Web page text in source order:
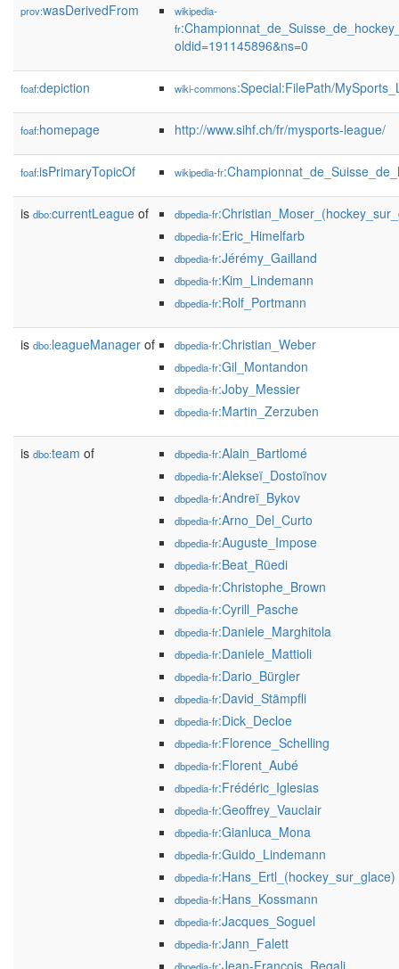
prov:wasDerivedFrom
wikipedia-
fr
oldid=191145896&ns=0
foaf:depiction wiki-commons:Special:FilePath/
foaf:homepage http://www.sihf.ch/fr/mysports-league/
foaf:isPrimaryTopicOf wikipedia-fr
is dbo:currentLeague of dbpedia-fr
dbpedia-fr:Eric_Himelfarb
dbpedia-fr:Jérémy_Gailland
dbpedia-fr:Kim_Lindemann
dbpedia-fr:Rolf_Portmann
is dbo:leagueManager of dbpedia-fr:Christian_Weber
dbpedia-fr:Gil_Montandon
dbpedia-fr:Joby_Messier
dbpedia-fr:Martin_Zerzuben
is dbo:team of dbpedia-fr:Alain_Bartlomé
dbpedia-fr:Alekseï_Dostoïnov
dbpedia-fr:Andreï_Bykov
dbpedia-fr:Arno_Del_Curto
dbpedia-fr:Auguste_Impose
dbpedia-fr:Beat_Rüedi
dbpedia-fr:Christophe_Brown
dbpedia-fr:Cyrill_Pasche
dbpedia-fr:Daniele_Marghitola
dbpedia-fr:Daniele_Mattioli
dbpedia-fr:Dario_Bürgler
dbpedia-fr:David_Stämpfli
dbpedia-fr:Dick_Decloe
dbpedia-fr:Florence_Schelling
dbpedia-fr:Florent_Aubé
dbpedia-fr:Frédéric_Iglesias
dbpedia-fr:Geoffrey_Vauclair
dbpedia-fr:Gianluca_Mona
dbpedia-fr:Guido_Lindemann
dbpedia-fr:Hans_Ertl_(hockey_sur_glace)
dbpedia-fr:Hans_Kossmann
dbpedia-fr:Jacques_Soguel
dbpedia-fr:Jann_Falett
:Jean-François_Regali